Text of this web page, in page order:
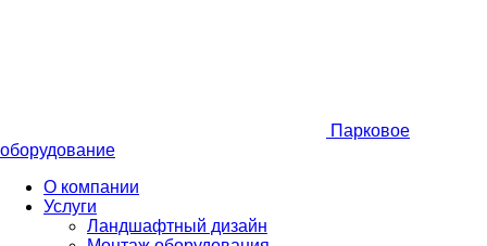
Парковое
оборудование
О компании
Услуги
Ландшафтный дизайн